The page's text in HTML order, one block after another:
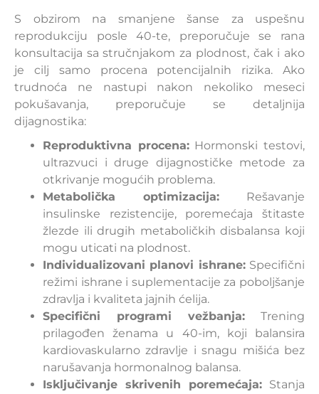
S obzirom na smanjene šanse za uspešnu
reprodukciju posle 40-te, preporučuje se rana
konsultacija sa stručnjakom za plodnost, čak i ako
je cilj samo procena potencijalnih rizika. Ako
trudnoća ne nastupi nakon nekoliko meseci
pokušavanja, preporučuje se detaljnija
dijagnostika:
Reproduktivna procena:Hormonski testovi,
ultrazvuci i druge dijagnostičke metode za
otkrivanje mogućih problema.
Metabolička optimizacija: Rešavanje
insulinske rezistencije, poremećaja štitaste
žlezde ili drugih metaboličkih disbalansa koji
mogu uticati na plodnost.
Individualizovani planovi ishrane:Specifični
režimi ishrane i suplementacije za poboljšanje
zdravlja i kvaliteta jajnih ćelija.
Specifični programi vežbanja: Trening
prilagođen ženama u 40-im, koji balansira
kardiovaskularno zdravlje i snagu mišića bez
narušavanja hormonalnog balansa.
Isključivanje skrivenih poremećaja: Stanja